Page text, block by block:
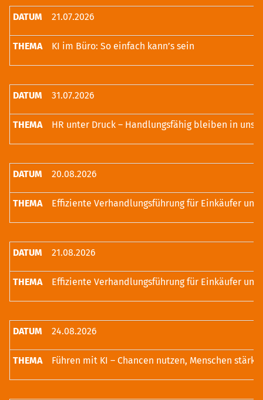
21.07.2026
KI im Büro: So einfach kann’s sein
31.07.2026
20.08.2026
21.08.2026
24.08.2026
Führen mit KI – Chancen nutzen, Menschen